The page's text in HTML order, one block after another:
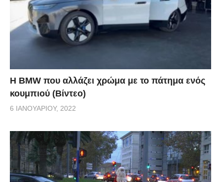
Η BMW που αλλάζει χρώμα με το πάτημα ενός
κουμπιού (Βίντεο)
6 ΙΑΝΟΥΑΡΊΟΥ, 2022